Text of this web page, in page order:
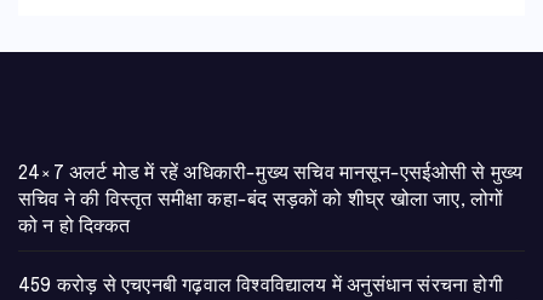
24×7 अलर्ट मोड में रहें अधिकारी-मुख्य सचिव मानसून-एसईओसी से मुख्य
सचिव ने की विस्तृत समीक्षा कहा-बंद सड़कों को शीघ्र खोला जाए, लोगों
को न हो दिक्कत
459 करोड़ से एचएनबी गढ़वाल विश्वविद्यालय में अनुसंधान संरचना होगी